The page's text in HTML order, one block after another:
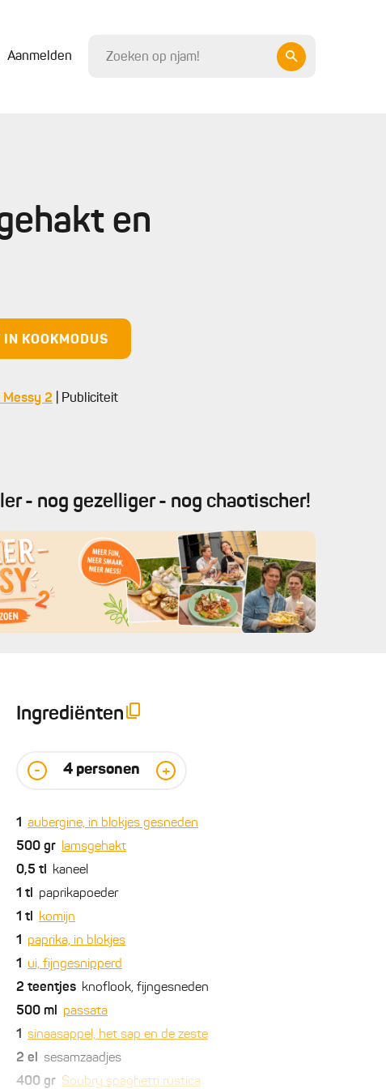
Aanmelden
en
IN KOOKMODUS
Messy 2 | Publiciteit
- nog gezelliger - nog chaotischer!
Ingrediënten
- 4 personen +
1 aubergine, in blokjes gesneden
500 gr lamsgehakt
0,5 tl kaneel
1 tl paprikapoeder
1 tl komijn
1 paprika, in blokjes
1 ui, fijngesnipperd
2 teentjes knoflook, fijngesneden
500 ml passata
1 sinaasappel, het sap en de zeste
2 el sesamzaadjes
400 gr Soubry spaghetti rustica